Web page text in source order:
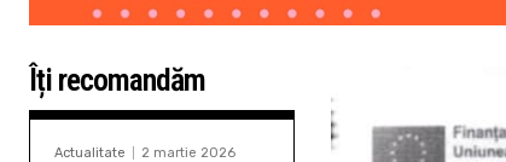
Îți recomandăm
Actualitate 2 martie 2026